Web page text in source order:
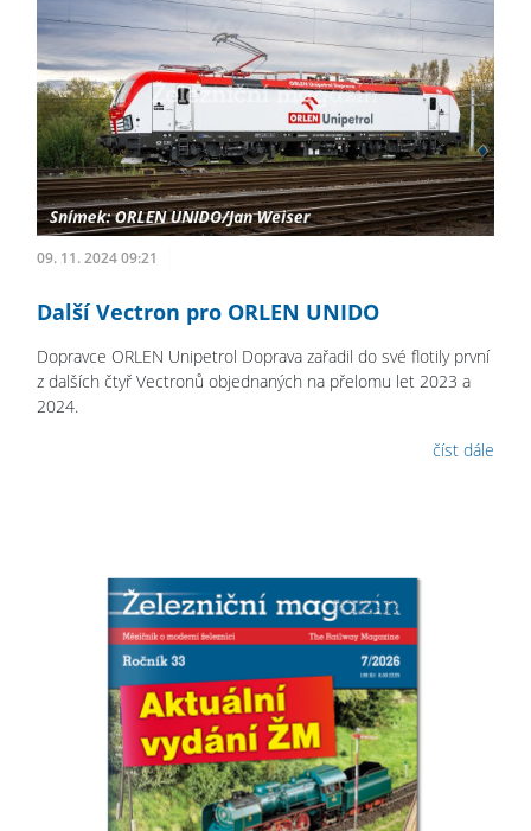
09. 11. 2024 09:21
Další Vectron pro ORLEN UNIDO
Dopravce ORLEN Unipetrol Doprava zařadil do své flotily první
z dalších čtyř Vectronů objednaných na přelomu let 2023 a
2024.
číst dále